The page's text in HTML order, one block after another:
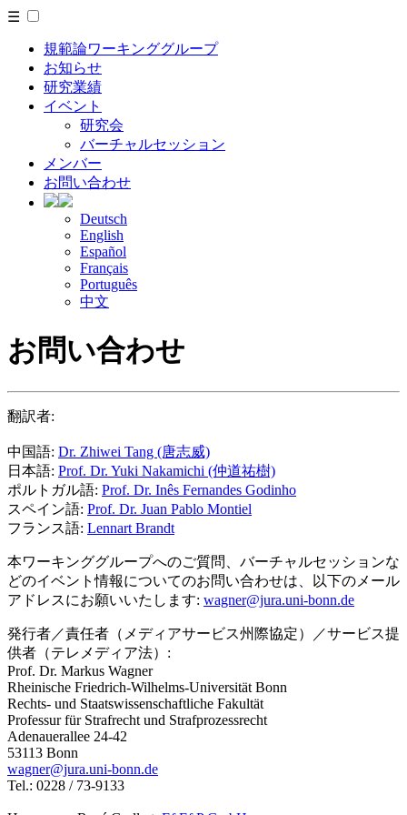
☰
規範論ワーキンググループ
お知らせ
研究業績
イベント
研究会
バーチャルセッション
メンバー
お問い合わせ
Deutsch
English
Español
Français
Português
中文
お問い合わせ
翻訳者:
中国語: Dr. Zhiwei Tang (唐志威)
日本語: Prof. Dr. Yuki Nakamichi (仲道祐樹)
ポルトガル語: Prof. Dr. Inês Fernandes Godinho
スペイン語: Prof. Dr. Juan Pablo Montiel
フランス語: Lennart Brandt
本ワーキンググループへのご質問、バーチャルセッションな
どのイベント情報についてのお問い合わせは、以下のメール
アドレスにお願いいたします: wagner@jura.uni-bonn.de
発行者／責任者（メディアサービス州際協定）／サービス提
供者（テレメディア法）:
Prof. Dr. Markus Wagner
Rheinische Friedrich-Wilhelms-Universität Bonn
Rechts- und Staatswissenschaftliche Fakultät
Professur für Strafrecht und Strafprozessrecht
Adenauerallee 24-42
53113 Bonn
wagner@jura.uni-bonn.de
Tel.: 0228 / 73-9133